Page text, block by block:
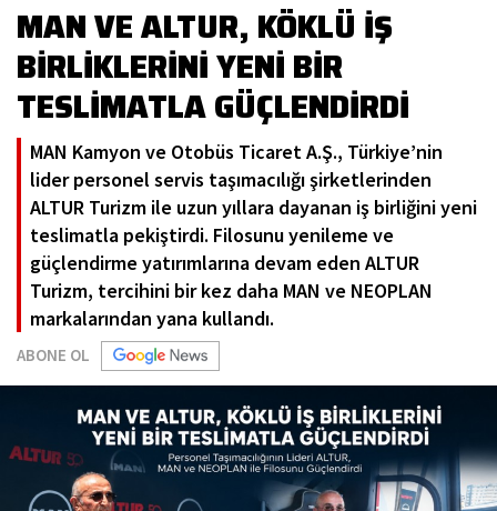
MAN VE ALTUR, KÖKLÜ İŞ
BİRLİKLERİNİ YENİ BİR
TESLİMATLA GÜÇLENDİRDİ
MAN Kamyon ve Otobüs Ticaret A.Ş., Türkiye’nin
lider personel servis taşımacılığı şirketlerinden
ALTUR Turizm ile uzun yıllara dayanan iş birliğini yeni
teslimatla pekiştirdi. Filosunu yenileme ve
güçlendirme yatırımlarına devam eden ALTUR
Turizm, tercihini bir kez daha MAN ve NEOPLAN
markalarından yana kullandı.
ABONE OL